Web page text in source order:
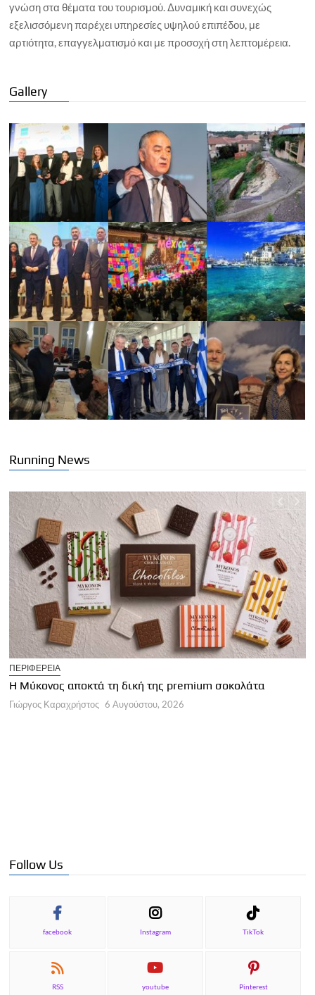
γνώση στα θέματα του τουρισμού. Δυναμική και συνεχώς
εξελισσόμενη παρέχει υπηρεσίες υψηλού επιπέδου, με
αρτιότητα, επαγγελματισμό και με προσοχή στη λεπτομέρεια.
Gallery
Running News
ΠΕΡΙΦΕΡΕΙΑ
Η Μύκονος αποκτά τη δική της premium σοκολάτα
Γιώργος Καραχρήστος 6 Αυγούστου, 2026
Follow Us
facebook Instagram TikTok
RSS youtube Pinterest